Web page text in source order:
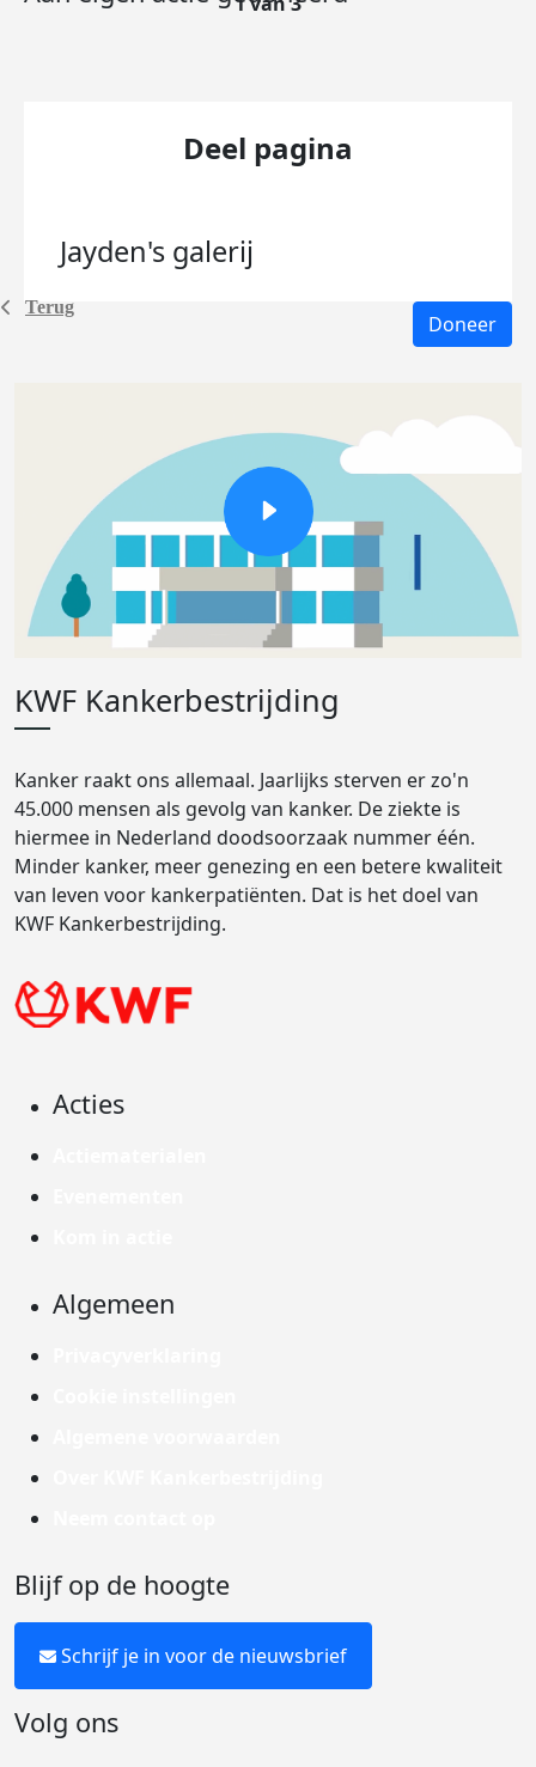
Terug
Deel pagina
Jayden's galerij
Doneer
KWF Kankerbestrijding
Kanker raakt ons allemaal. Jaarlijks sterven er zo'n
45.000 mensen als gevolg van kanker. De ziekte is
hiermee in Nederland doodsoorzaak nummer één.
Minder kanker, meer genezing en een betere kwaliteit
van leven voor kankerpatiënten. Dat is het doel van
KWF Kankerbestrijding.
Acties
Algemeen
Blijf op de hoogte
Schrijf je in voor de nieuwsbrief
Volg ons